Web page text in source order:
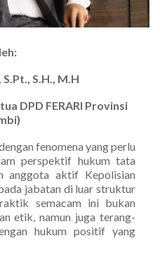
S.Pt., S.H., M.H
DPD FERARI Provinsi
fenomena yang perlu
perspektif hukum tata
anggota aktif Kepolisian
jabatan di luar struktur
semacam ini bukan
etik, namun juga terang-
hukum positif yang